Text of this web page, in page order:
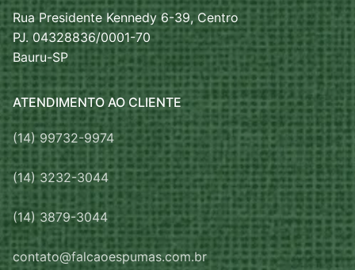
Rua Presidente Kennedy 6-39, Centro
PJ. 04328836/0001-70
Bauru-SP
ATENDIMENTO AO CLIENTE
(14) 99732-9974
(14) 3232-3044
(14) 3879-3044
contato@falcaoespumas.com.br